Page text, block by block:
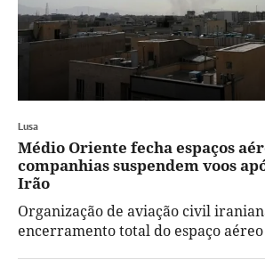
Lusa
Médio Oriente fecha espaços
companhias suspendem voos
Irão
Organização de aviação civil
encerramento total do espaço aéreo